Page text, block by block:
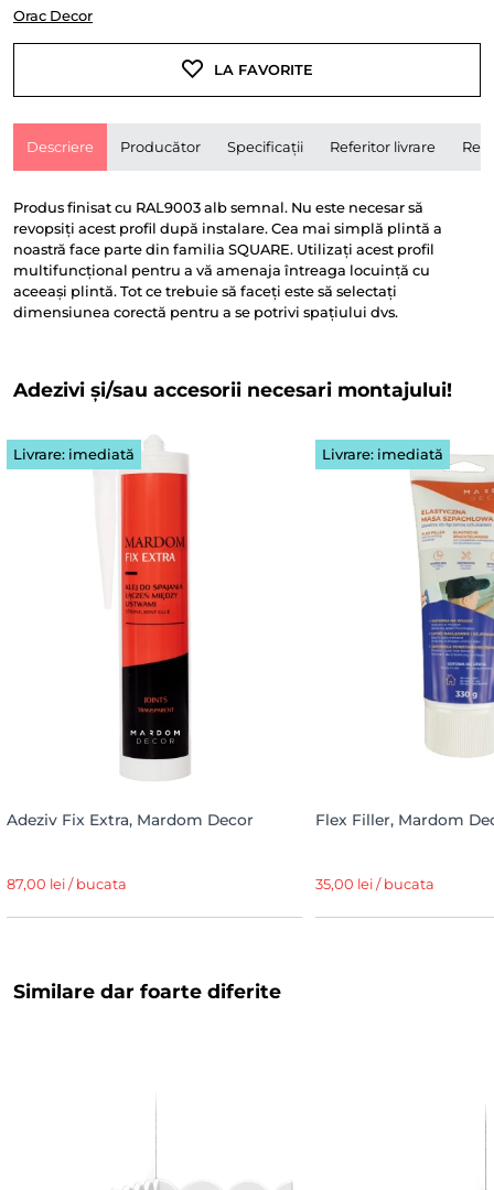
Orac Decor
LA FAVORITE
Descriere Producător Specificații Referitor livrare
Produs finisat cu RAL9003 alb semnal. Nu este necesar să
revopsiți acest profil după instalare. Cea mai simplă plintă a
noastră face parte din familia SQUARE. Utilizați acest profil
multifuncțional pentru a vă amenaja întreaga locuință cu
aceeași plintă. Tot ce trebuie să faceți este să selectați
dimensiunea corectă pentru a se potrivi spațiului dvs.
Adezivi și/sau accesorii necesari montajului!
Livrare: imediată
Adeziv Fix Extra, Mardom Decor
87,00 lei / bucata
Livrare: imediată
Flex Filler, Mardom
35,00 lei / bucata
Similare dar foarte diferite